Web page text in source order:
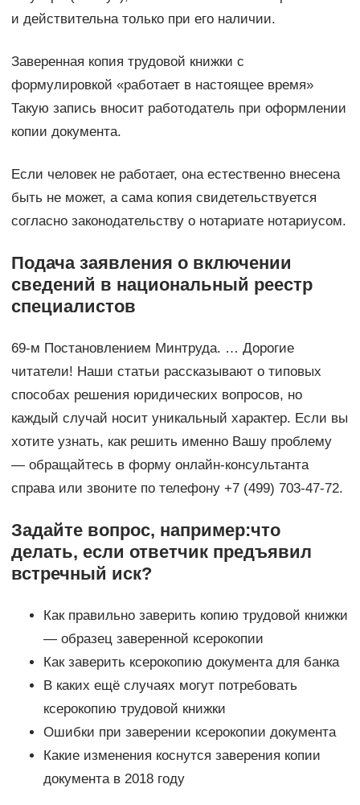
и действительна только при его наличии.
Заверенная копия трудовой книжки с
формулировкой «работает в настоящее время»
Такую запись вносит работодатель при оформлении
копии документа.
Если человек не работает, она естественно внесена
быть не может, а сама копия свидетельствуется
согласно законодательству о нотариате нотариусом.
Подача заявления о включении
сведений в национальный реестр
специалистов
69-м Постановлением Минтруда. … Дорогие
читатели! Наши статьи рассказывают о типовых
способах решения юридических вопросов, но
каждый случай носит уникальный характер. Если вы
хотите узнать, как решить именно Вашу проблему
— обращайтесь в форму онлайн-консультанта
справа или звоните по телефону +7 (499) 703-47-72.
Задайте вопрос, например:что
делать, если ответчик предъявил
встречный иск?
Как правильно заверить копию трудовой книжки
— образец заверенной ксерокопии
Как заверить ксерокопию документа для банка
В каких ещё случаях могут потребовать
ксерокопию трудовой книжки
Ошибки при заверении ксерокопии документа
Какие изменения коснутся заверения копии
документа в 2018 году